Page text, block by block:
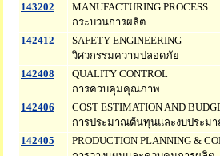
143202
MANUFACTURING PROCESS
กระบวนการผลิต
142412
SAFETY ENGINEERING
วิศวกรรมความปลอดภัย
142408
QUALITY CONTROL
การควบคุมคุณภาพ
142406
COST ESTIMATION AND
การประมาณต้นทุนและงบประม
142405
PRODUCTION PLANNING &